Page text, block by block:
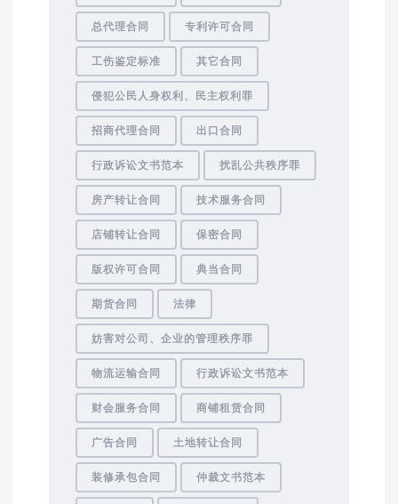
总代理合同 专利许可合同
工伤鉴定标准 其它合同
侵犯公民人身权利、民主权利罪
招商代理合同 出口合同
行政诉讼文书范本 扰乱公共秩序罪
房产转让合同 技术服务合同
店铺转让合同 保密合同
版权许可合同 典当合同
期货合同 法律
妨害对公司、企业的管理秩序罪
物流运输合同 行政诉讼文书范本
财会服务合同 商铺租赁合同
广告合同 土地转让合同
装修承包合同 仲裁文书范本